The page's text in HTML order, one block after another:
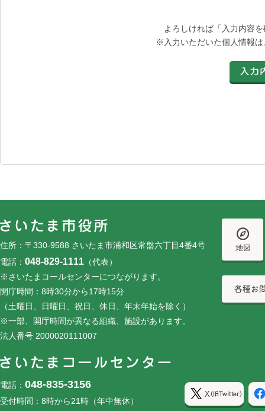
よろしければ「入力内容
※入力いただいた個人情報
住所：〒330-9588 さいたま市浦和区常盤六丁目4番4号
電話： 048-829-1111 （代表）
※さいたまコールセンターにつながります。
開庁時間：8時30分から17時15分
（土曜日、日曜日、祝日、休日、年末年始を除く）
※一部、開庁時間が異なる組織、施設があります。
法人番号 2000020111007
電話： 048-835-3156
受付時間：8時から21時（年中無休）